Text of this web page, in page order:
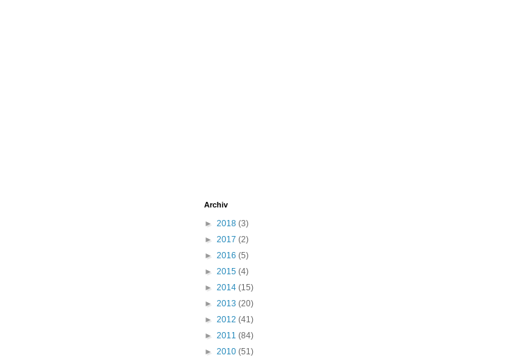
Archiv
► 2018 (3)
► 2017 (2)
► 2016 (5)
► 2015 (4)
► 2014 (15)
► 2013 (20)
► 2012 (41)
► 2011 (84)
► 2010 (51)